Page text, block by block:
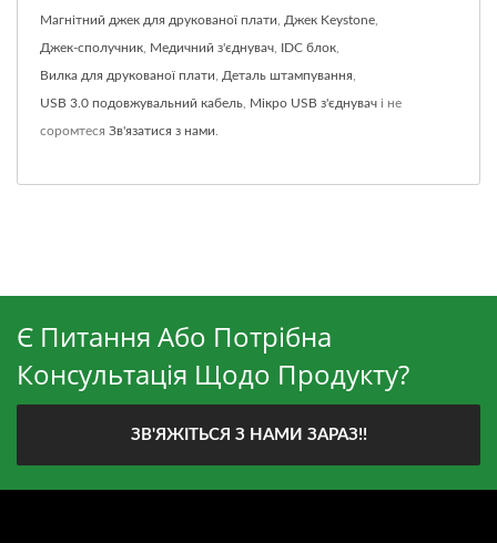
Магнітний джек для друкованої плати Джек Keystone
Джек-сполучник Медичний з'єднувач IDC блок
Вилка для друкованої плати Деталь штампування
USB 3.0 подовжувальний кабель Мікро USB з'єднувач і не
соромтеся Зв'язатися з нами
Є Питання Або Потрібна
Консультація Щодо Продукту?
ЗВ'ЯЖІТЬСЯ З НАМИ ЗАРАЗ!!